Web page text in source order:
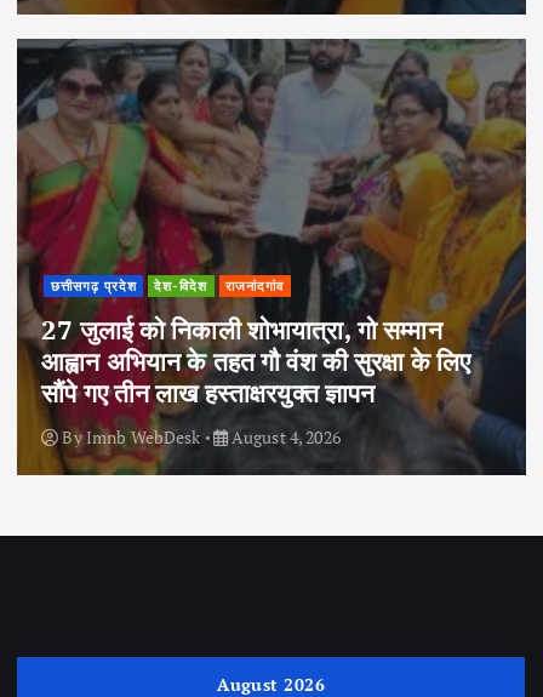
छत्तीसगढ़ प्रदेश देश-विदेश राजनांदगांव
27 जुलाई को निकाली शोभायात्रा, गो सम्मान
आह्वान अभियान के तहत गौ वंश की सुरक्षा के लिए
सौंपे गए तीन लाख हस्ताक्षरयुक्त ज्ञापन
ByImnb WebDesk August 4, 2026
August 2026